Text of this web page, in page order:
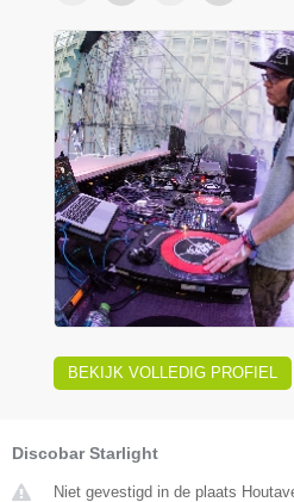
BEKIJK VOLLEDIG PROFIEL
Discobar Starlight
Niet gevestigd in de plaats